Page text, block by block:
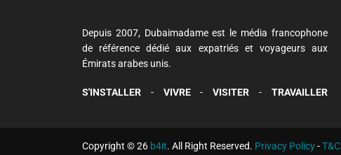
Depuis 2007, Dubaimadame est le média francophone
de référence dédié aux expatriés et voyageurs aux
Émirats arabes unis.
S'INSTALLER - VIVRE - VISITER - TRAVAILLER
Copyright © 26 b4it. All Right Reserved. Privacy Policy-T&C